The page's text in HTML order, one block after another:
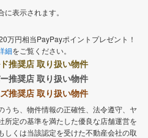
表示されます。
万円相当PayPayポイントプレゼント！
細をご覧ください。
推奨店 取り扱い物件
推奨店 取り扱い物件
推奨店 取り扱い物件
うち、物件情報の正確性、法令遵守、ヤ
所定の基準を満たした優良な店舗運営を
しくは当該認定を受けた不動産会社の取